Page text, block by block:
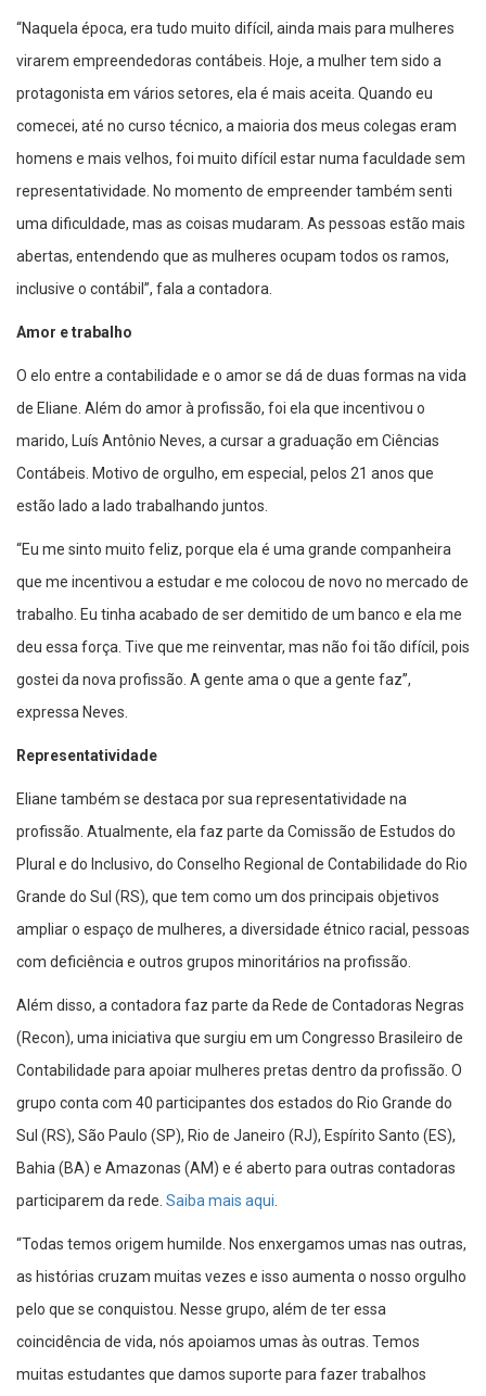
“Naquela época, era tudo muito difícil, ainda mais para mulheres
virarem empreendedoras contábeis. Hoje, a mulher tem sido a
protagonista em vários setores, ela é mais aceita. Quando eu
comecei, até no curso técnico, a maioria dos meus colegas eram
homens e mais velhos, foi muito difícil estar numa faculdade sem
representatividade. No momento de empreender também senti
uma dificuldade, mas as coisas mudaram. As pessoas estão mais
abertas, entendendo que as mulheres ocupam todos os ramos,
inclusive o contábil”, fala a contadora.
Amor e trabalho
O elo entre a contabilidade e o amor se dá de duas formas na vida
de Eliane. Além do amor à profissão, foi ela que incentivou o
marido, Luís Antônio Neves, a cursar a graduação em Ciências
Contábeis. Motivo de orgulho, em especial, pelos 21 anos que
estão lado a lado trabalhando juntos.
“Eu me sinto muito feliz, porque ela é uma grande companheira
que me incentivou a estudar e me colocou de novo no mercado de
trabalho. Eu tinha acabado de ser demitido de um banco e ela me
deu essa força. Tive que me reinventar, mas não foi tão difícil, pois
gostei da nova profissão. A gente ama o que a gente faz”,
expressa Neves.
Representatividade
Eliane também se destaca por sua representatividade na
profissão. Atualmente, ela faz parte da Comissão de Estudos do
Plural e do Inclusivo, do Conselho Regional de Contabilidade do Rio
Grande do Sul (RS), que tem como um dos principais objetivos
ampliar o espaço de mulheres, a diversidade étnico racial, pessoas
com deficiência e outros grupos minoritários na profissão.
Além disso, a contadora faz parte da Rede de Contadoras Negras
(Recon), uma iniciativa que surgiu em um Congresso Brasileiro de
Contabilidade para apoiar mulheres pretas dentro da profissão. O
grupo conta com 40 participantes dos estados do Rio Grande do
Sul (RS), São Paulo (SP), Rio de Janeiro (RJ), Espírito Santo (ES),
Bahia (BA) e Amazonas (AM) e é aberto para outras contadoras
participarem da rede. Saiba mais aqui
“Todas temos origem humilde. Nos enxergamos umas nas outras,
as histórias cruzam muitas vezes e isso aumenta o nosso orgulho
pelo que se conquistou. Nesse grupo, além de ter essa
coincidência de vida, nós apoiamos umas às outras. Temos
muitas estudantes que damos suporte para fazer trabalhos